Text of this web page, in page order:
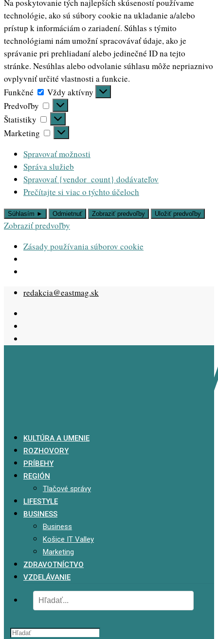
Na poskytovanie tých najlepších skúseností používame
technológie, ako sú súbory cookie na ukladanie a/alebo
prístup k informáciám o zariadení. Súhlas s týmito
technológiami nám umožní spracovávať údaje, ako je
správanie pri prehliadaní alebo jedinečné ID na tejto
stránke. Nesúhlas alebo odvolanie súhlasu môže nepriaznivo
ovplyvniť určité vlastnosti a funkcie.
Funkčné
Funkčné
Vždy aktívny
Predvoľby
Predvoľby
Štatistiky
Štatistiky
Marketing
Marketing
Spravovať možnosti
Správa služieb
Spravovať {vendor_count} dodávateľov
Prečítajte si viac o týchto účeloch
Súhlasím ► Odmietnuť Zobraziť predvoľby Uložiť predvoľby
Zobraziť predvoľby
Zásady používania súborov cookie
Skip
content
redakcia@eastmag.sk
KULTÚRA A UMENIE
ROZHOVORY
PRÍBEHY
REGIÓN
Tlačové správy
LIFESTYLE
BUSINESS
Business
Košice IT Valley
Marketing
ZDRAVOTNÍCTVO
VZDELÁVANIE